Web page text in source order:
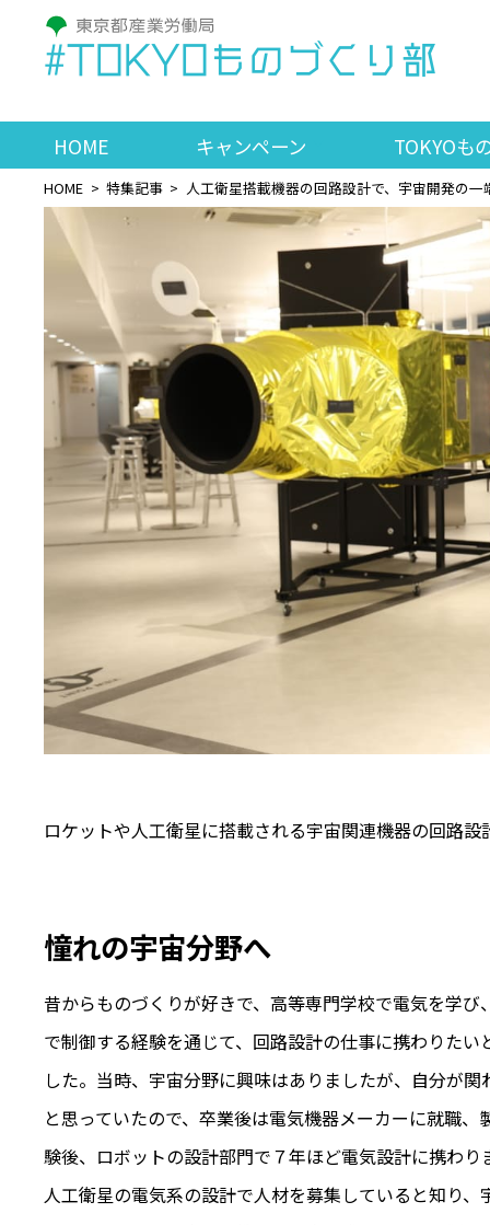
#TOKYOものづくり部
HOME キャンペーン TOKYOも
HOME 特集記事 人工衛星搭載機器の回路設計で、宇宙開発の一
ロケットや人工衛星に搭載される宇宙関連機器の回路
憧れの宇宙分野へ
昔からものづくりが好きで、高等専門学校で電気を学び
で制御する経験を通じて、回路設計の仕事に携わりたい
した。当時、宇宙分野に興味はありましたが、自分が関
と思っていたので、卒業後は電気機器メーカーに就職、
験後、ロボットの設計部門で７年ほど電気設計に携わり
人工衛星の電気系の設計で人材を募集していると知り、